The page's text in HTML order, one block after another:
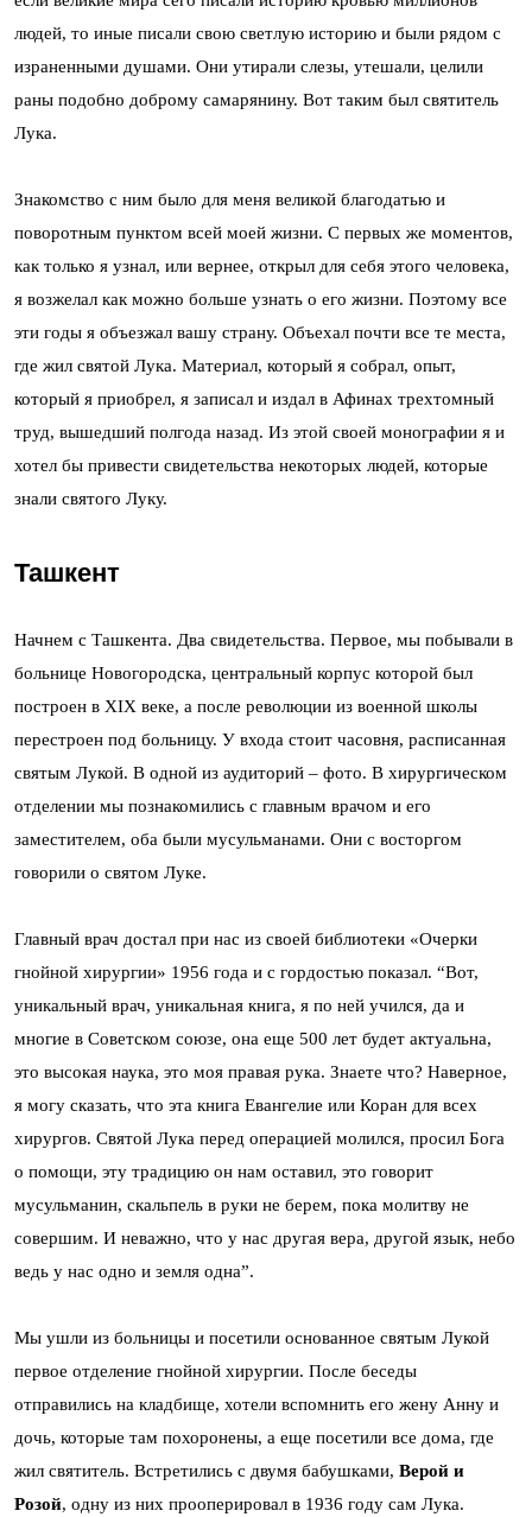
людей, то иные писали свою светлую историю и были рядом с
израненными душами. Они утирали слезы, утешали, целили
раны подобно доброму самарянину. Вот таким был святитель
Лука.
Знакомство с ним было для меня великой благодатью и
поворотным пунктом всей моей жизни. С первых же моментов,
как только я узнал, или вернее, открыл для себя этого человека,
я возжелал как можно больше узнать о его жизни. Поэтому все
эти годы я объезжал вашу страну. Объехал почти все те места,
где жил святой Лука. Материал, который я собрал, опыт,
который я приобрел, я записал и издал в Афинах трехтомный
труд, вышедший полгода назад. Из этой своей монографии я и
хотел бы привести свидетельства некоторых людей, которые
знали святого Луку.
Ташкент
Начнем с Ташкента. Два свидетельства. Первое, мы побывали в
больнице Новогородска, центральный корпус которой был
построен в XIX веке, а после революции из военной школы
перестроен под больницу. У входа стоит часовня, расписанная
святым Лукой. В одной из аудиторий – фото. В хирургическом
отделении мы познакомились с главным врачом и его
заместителем, оба были мусульманами. Они с восторгом
говорили о святом Луке.
Главный врач достал при нас из своей библиотеки «Очерки
гнойной хирургии» 1956 года и с гордостью показал. “Вот,
уникальный врач, уникальная книга, я по ней учился, да и
многие в Советском союзе, она еще 500 лет будет актуальна,
это высокая наука, это моя правая рука. Знаете что? Наверное,
я могу сказать, что эта книга Евангелие или Коран для всех
хирургов. Святой Лука перед операцией молился, просил Бога
о помощи, эту традицию он нам оставил, это говорит
мусульманин, скальпель в руки не берем, пока молитву не
совершим. И неважно, что у нас другая вера, другой язык, небо
ведь у нас одно и земля одна”.
Мы ушли из больницы и посетили основанное святым Лукой
первое отделение гнойной хирургии. После беседы
отправились на кладбище, хотели вспомнить его жену Анну и
дочь, которые там похоронены, а еще посетили все дома, где
жил святитель. Встретились с двумя бабушками, Верой и
Розой, одну из них прооперировал в 1936 году сам Лука.